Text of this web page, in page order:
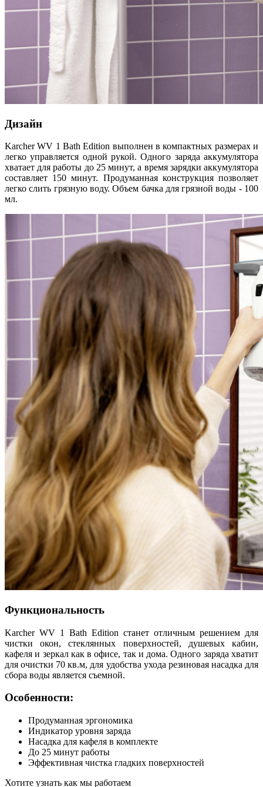
Дизайн
Karcher WV 1 Bath Edition выполнен в компактных размерах и
легко управляется одной рукой. Одного заряда аккумулятора
хватает для работы до 25 минут, а время зарядки аккумулятора
составляет 150 минут. Продуманная конструкция позволяет
легко слить грязную воду. Объем бачка для грязной воды - 100
мл.
Функциональность
Karcher WV 1 Bath Edition станет отличным решением для
чистки окон, стеклянных поверхностей, душевых кабин,
кафеля и зеркал как в офисе, так и дома. Одного заряда хватит
для очистки 70 кв.м, для удобства ухода резиновая насадка для
сбора воды является съемной.
Особенности:
Продуманная эргономика
Индикатор уровня заряда
Насадка для кафеля в комплекте
До 25 минут работы
Эффективная чистка гладких поверхностей
Хотите узнать как мы работаем